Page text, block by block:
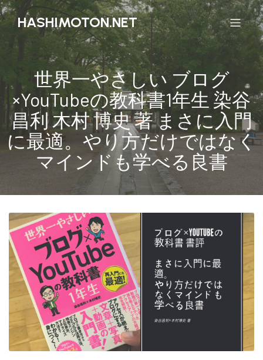
HASHIMOTON.NET
世界一やさしい ブログ
×YouTubeの教科書1年生 染谷
昌利 木村 博史 著 まさに入門
に最適。やり方だけではなく
マインドも学べる良書